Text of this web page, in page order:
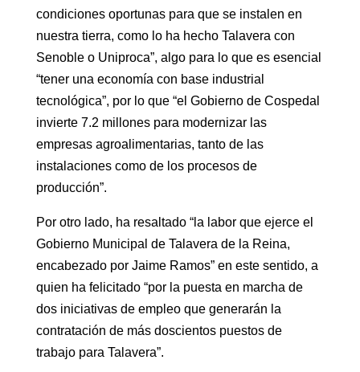
condiciones oportunas para que se instalen en
nuestra tierra, como lo ha hecho Talavera con
Senoble o Uniproca”, algo para lo que es esencial
“tener una economía con base industrial
tecnológica”, por lo que “el Gobierno de Cospedal
invierte 7.2 millones para modernizar las
empresas agroalimentarias, tanto de las
instalaciones como de los procesos de
producción”.
Por otro lado, ha resaltado “la labor que ejerce el
Gobierno Municipal de Talavera de la Reina,
encabezado por Jaime Ramos” en este sentido, a
quien ha felicitado “por la puesta en marcha de
dos iniciativas de empleo que generarán la
contratación de más doscientos puestos de
trabajo para Talavera”.